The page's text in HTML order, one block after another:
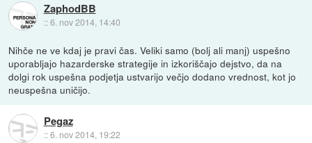
ZaphodBB
::6. nov 2014, 14:40
Nihče ne ve kdaj je pravi čas. Veliki samo (bolj ali manj) uspešno
uporabljajo hazarderske strategije in izkoriščajo dejstvo, da na
dolgi rok uspešna podjetja ustvarijo večjo dodano vrednost, kot jo
neuspešna uničijo.
Pegaz
::6. nov 2014, 19:22